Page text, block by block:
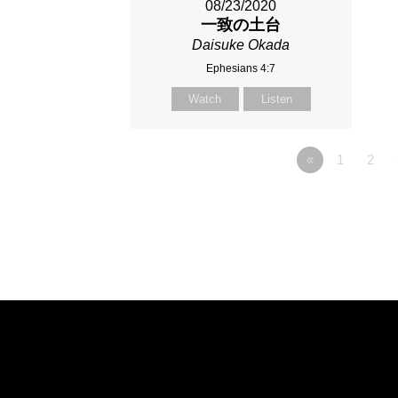
08/23/2020
一致の土台
Daisuke Okada
Ephesians 4:7
Watch Listen
« 1 2